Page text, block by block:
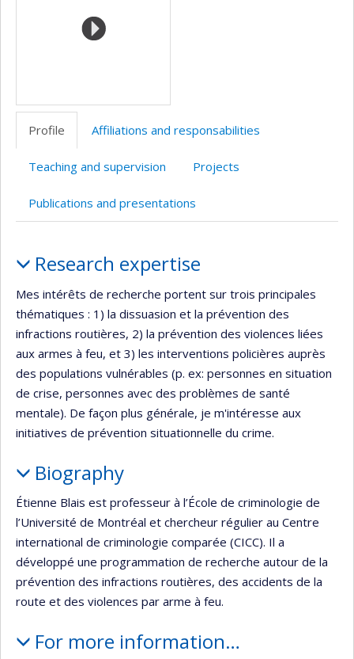
Profile Affiliations and responsabilities
Teaching and supervision Projects
Publications and presentations
Research expertise
Mes intérêts de recherche portent sur trois principales
thématiques : 1) la dissuasion et la prévention des
infractions routières, 2) la prévention des violences liées
aux armes à feu, et 3) les interventions policières auprès
des populations vulnérables (p. ex: personnes en situation
de crise, personnes avec des problèmes de santé
mentale). De façon plus générale, je m'intéresse aux
initiatives de prévention situationnelle du crime.
Biography
Étienne Blais est professeur à l’École de criminologie de
l’Université de Montréal et chercheur régulier au Centre
international de criminologie comparée (CICC). Il a
développé une programmation de recherche autour de la
prévention des infractions routières, des accidents de la
route et des violences par arme à feu.
For more information…